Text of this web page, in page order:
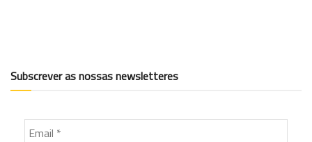
Subscrever as nossas newsletteres